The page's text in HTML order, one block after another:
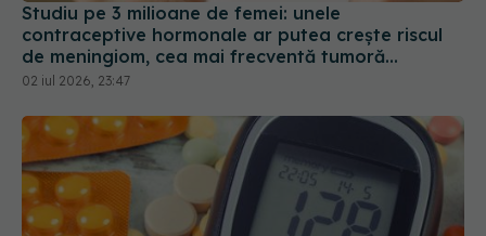
Studiu pe 3 milioane de femei: unele
contraceptive hormonale ar putea crește riscul
de meningiom, cea mai frecventă tumoră
cerebrală
02 iul 2026, 23:47